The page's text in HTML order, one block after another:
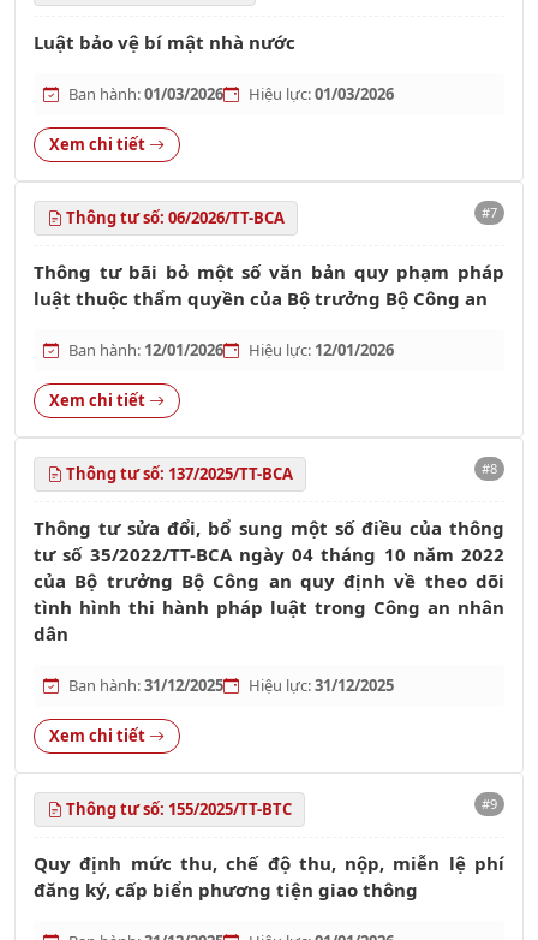
Luật bảo vệ bí mật nhà nước
Ban hành:01/03/2026 Hiệu lực:01/03/2026
Xem chi tiết
Thông tư số: 06/2026/TT-BCA #7
Thông tư bãi bỏ một số văn bản quy phạm pháp
luật thuộc thẩm quyền của Bộ trưởng Bộ Công an
Ban hành: 12/01/2026 Hiệu lực: 12/01/2026
Xem chi tiết
Thông tư số: 137/2025/TT-BCA #8
Thông tư sửa đổi, bổ sung một số điều của thông
tư số 35/2022/TT-BCA ngày 04 tháng 10 năm 2022
của Bộ trưởng Bộ Công an quy định về theo dõi
tình hình thi hành pháp luật trong Công an nhân
dân
Ban hành:31/12/2025 Hiệu lực:31/12/2025
Xem chi tiết
Thông tư số: 155/2025/TT-BTC #9
Quy định mức thu, chế độ thu, nộp, miễn lệ phí
đăng ký, cấp biển phương tiện giao thông